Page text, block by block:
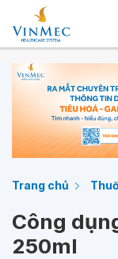
Trang chủ
Công
250ml